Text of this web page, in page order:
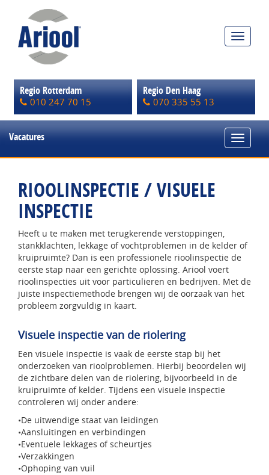
Toggle
Regio Rotterdam
010 247 70 15
Regio Den Haag
070 335 55 13
Vacatures
Toggle
RIOOLINSPECTIE / VISUELE
INSPECTIE
Heeft u te maken met terugkerende verstoppingen,
stankklachten, lekkage of vochtproblemen in de kelder of
kruipruimte? Dan is een professionele rioolinspectie de
eerste stap naar een gerichte oplossing. Ariool voert
rioolinspecties uit voor particulieren en bedrijven. Met de
juiste inspectiemethode brengen wij de oorzaak van het
probleem zorgvuldig in kaart.
Visuele inspectie van de riolering
Een visuele inspectie is vaak de eerste stap bij het
onderzoeken van rioolproblemen. Hierbij beoordelen wij
de zichtbare delen van de riolering, bijvoorbeeld in de
kruipruimte of kelder. Tijdens een visuele inspectie
controleren wij onder andere:
•De uitwendige staat van leidingen
•Aansluitingen en verbindingen
•Eventuele lekkages of scheurtjes
•Verzakkingen
•Ophoping van vuil